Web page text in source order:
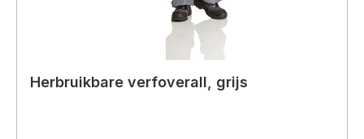
Herbruikbare verfoverall, grijs